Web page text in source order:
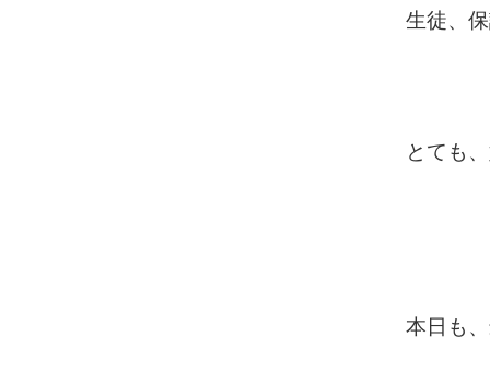
生徒、
とても
本日も